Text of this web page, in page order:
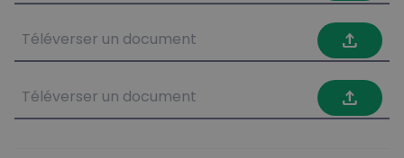
file_upload
file_upload